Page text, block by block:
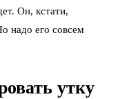
Он, кстати,
надо его совсем
утку